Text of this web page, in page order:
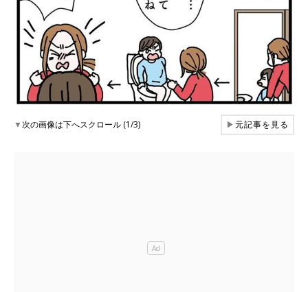
▼次の画像は下へスクロール (1/3) ▶元記事を見る